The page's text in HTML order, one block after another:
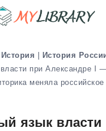
История | История
при Александре I
меняла
язык власти